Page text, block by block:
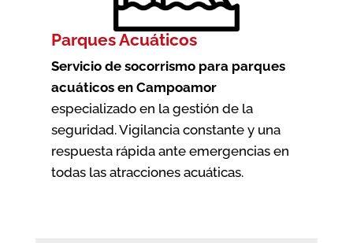
Parques Acuáticos
Servicio de socorrismo para parques
acuáticos en Campoamor
especializado en la gestión de la
seguridad. Vigilancia constante y una
respuesta rápida ante emergencias en
todas las atracciones acuáticas.